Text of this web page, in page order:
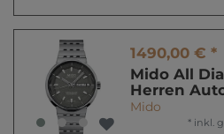
1490,00 € *
Mido All
Herren
Mido
* inkl.